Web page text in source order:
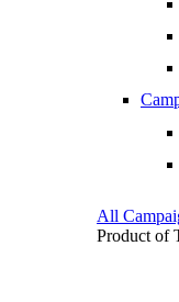
All
Product of